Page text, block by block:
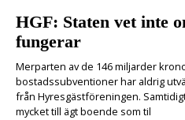
HGF: Staten vet inte
fungerar
Merparten av de 146 miljarder
bostadssubventioner har aldrig
från Hyresgästföreningen.
mycket till ägt boende som til